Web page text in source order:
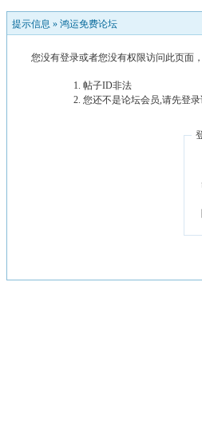
提示信息 » 鸿运免费论坛
您没有登录或者您没有权限访问此页面
帖子ID非法
您还不是论坛会员,请先登